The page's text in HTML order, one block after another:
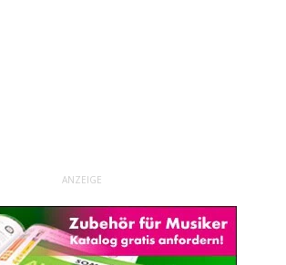
ANZEIGE